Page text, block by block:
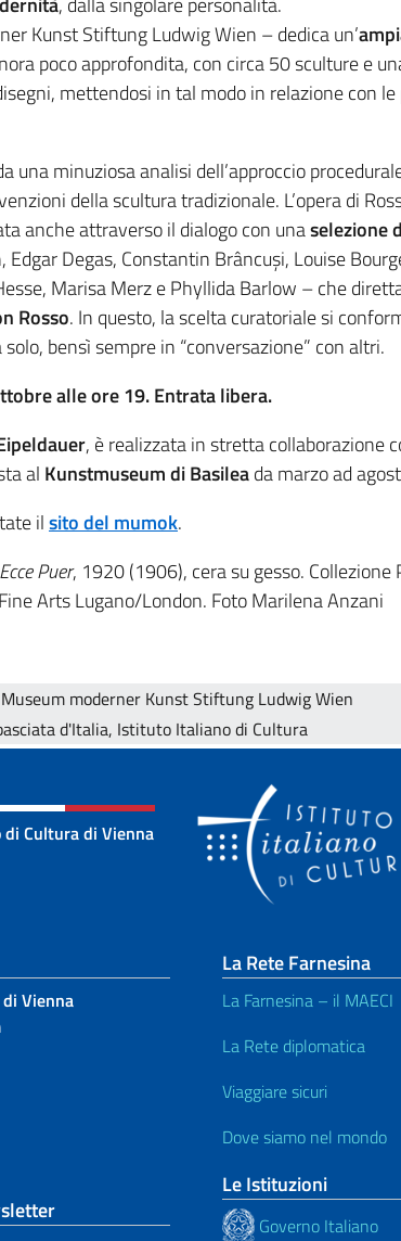
Kunst Stiftung Ludwig Wien – dedica un’
poco approfondita, con circa 50 sculture e
mettendosi in tal modo in relazione con
una minuziosa analisi dell’approccio
della scultura tradizionale. L’opera di
anche attraverso il dialogo con unaselezione
Degas, Constantin Brâncuși, Louise
Marisa Merz e Phyllida Barlow – che
Rosso. In questo, la scelta curatoriale si
bensì sempre in “conversazione” con altri.
alle ore 19. Entrata libera.
, è realizzata in stretta collaborazione
al Kunstmuseum di Basileada marzo ad
ilsito del mumok.
Ecce Puer, 1920 (1906), cera su gesso.
Arts Lugano/London. Foto Marilena Anzani
moderner Kunst Stiftung Ludwig Wien
d'Italia, Istituto Italiano di Cultura
Cultura di Vienna
Vienna
La Rete Farnesina
La Farnesina – il MAECI
La Rete diplomatica
Viaggiare sicuri
Dove siamo nel mondo
Le Istituzioni
Governo Italiano